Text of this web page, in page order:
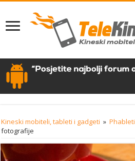
Kineski mobiteli, tableti i gadgeti » Phableti
fotografije